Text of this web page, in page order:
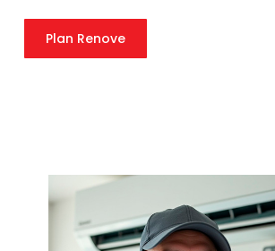
Plan Renove